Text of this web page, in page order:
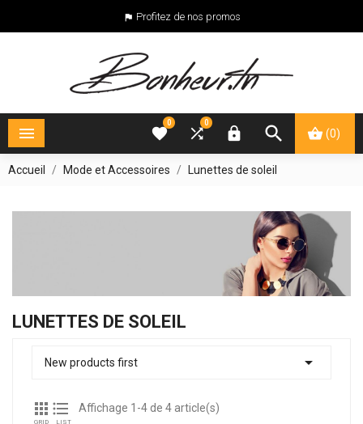
 Profitez de nos promos
 (0)


0

0
Accueil Mode et Accessoires Lunettes de soleil
LUNETTES DE SOLEIL
New products first 

GRID

LIST
Affichage 1-4 de 4 article(s)